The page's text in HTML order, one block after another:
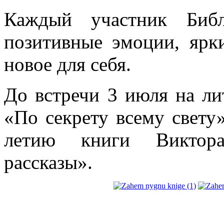
Каждый участник
позитивные эмоции,
новое для себя.
До встречи 3 июля на
«По секрету всему
летию книги
рассказы».